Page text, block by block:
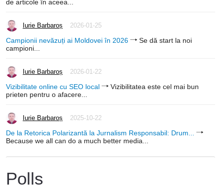
de articole în aceea...
Iurie Barbaroș 2026-01-25
Campionii nevăzuți ai Moldovei în 2026
Se dă start la noi
campioni...
Iurie Barbaroș 2026-01-22
Vizibilitate online cu SEO local
Vizibilitatea este cel mai bun
prieten pentru o afacere...
Iurie Barbaroș 2025-10-22
De la Retorica Polarizantă la Jurnalism Responsabil: Drum...
Because we all can do a much better media...
Polls